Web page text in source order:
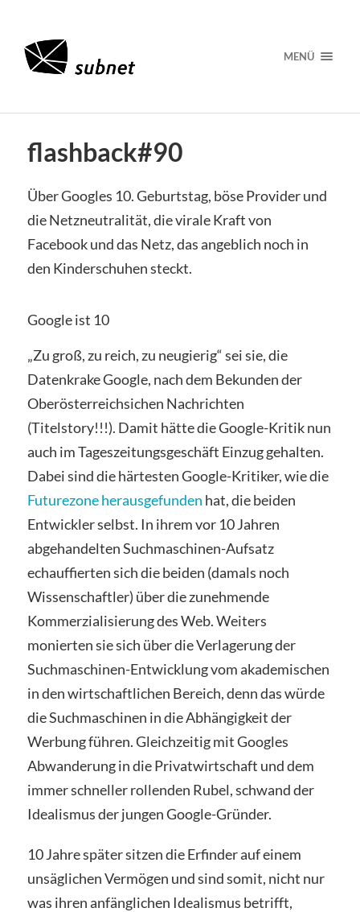
MENÜ
flashback#90
Über Googles 10. Geburtstag, böse Provider und
die Netzneutralität, die virale Kraft von
Facebook und das Netz, das angeblich noch in
den Kinderschuhen steckt.
Google ist 10
„Zu groß, zu reich, zu neugierig“ sei sie, die
Datenkrake Google, nach dem Bekunden der
Oberösterreichsichen Nachrichten
(Titelstory!!!). Damit hätte die Google-Kritik nun
auch im Tageszeitungsgeschäft Einzug gehalten.
Dabei sind die härtesten Google-Kritiker, wie die
Futurezone herausgefunden hat, die beiden
Entwickler selbst. In ihrem vor 10 Jahren
abgehandelten Suchmaschinen-Aufsatz
echauffierten sich die beiden (damals noch
Wissenschaftler) über die zunehmende
Kommerzialisierung des Web. Weiters
monierten sie sich über die Verlagerung der
Suchmaschinen-Entwicklung vom akademischen
in den wirtschaftlichen Bereich, denn das würde
die Suchmaschinen in die Abhängigkeit der
Werbung führen. Gleichzeitig mit Googles
Abwanderung in die Privatwirtschaft und dem
immer schneller rollenden Rubel, schwand der
Idealismus der jungen Google-Gründer.
10 Jahre später sitzen die Erfinder auf einem
unsäglichen Vermögen und sind somit, nicht nur
was ihren anfänglichen Idealismus betrifft,